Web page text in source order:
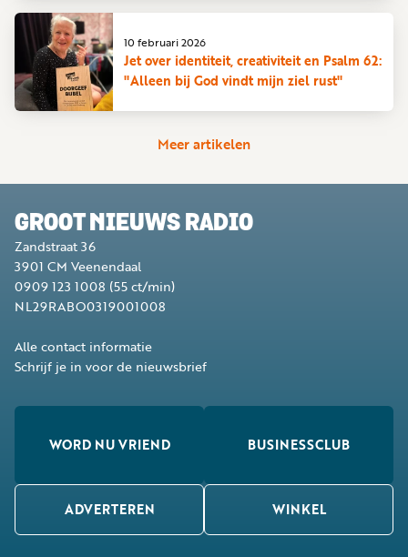
Jet over identiteit, creativiteit en Psalm 62:
"Alleen bij God vindt mijn ziel rust"
10 februari 2026
Meer artikelen
GROOT NIEUWS RADIO
Zandstraat 36
3901 CM Veenendaal
0909 123 1008 (55 ct/min)
NL29RABO0319001008
Alle contact informatie
Schrijf je in voor de nieuwsbrief
WORD NU VRIEND BUSINESSCLUB
ADVERTEREN WINKEL